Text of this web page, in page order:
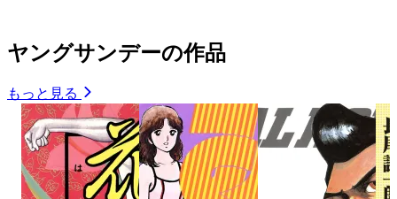
ヤングサンデーの作品
もっと見る